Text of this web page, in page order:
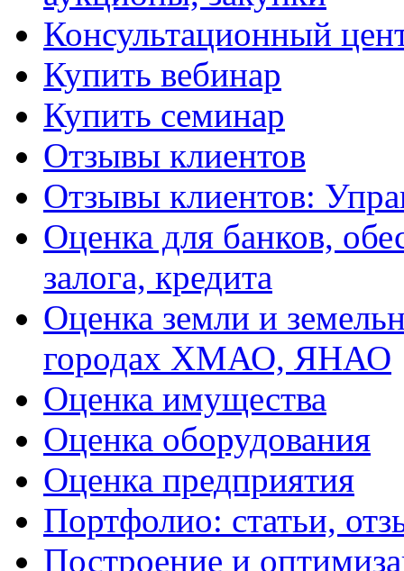
Консультационный
Купить вебинар
Купить семинар
Отзывы клиентов
Отзывы клиентов:
Оценка для банков,
залога, кредита
Оценка земли и
городах ХМАО, ЯНАО
Оценка имущества
Оценка оборудования
Оценка предприятия
Портфолио: статьи,
Построение и